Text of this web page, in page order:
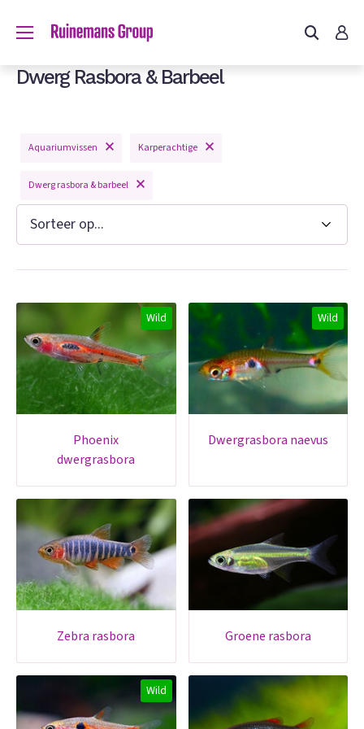
Dwerg Rasbora & Barbeel
Aquariumvissen Karperachtige
Dwerg rasbora & barbeel
Wild
phoenix
dwergrasbora
Wild
dwergrasbora naevus
zebra rasbora groene rasbora
Wild